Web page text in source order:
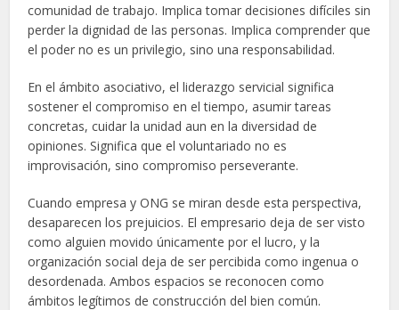
comunidad de trabajo. Implica tomar decisiones difíciles sin
perder la dignidad de las personas. Implica comprender que
el poder no es un privilegio, sino una responsabilidad.
En el ámbito asociativo, el liderazgo servicial significa
sostener el compromiso en el tiempo, asumir tareas
concretas, cuidar la unidad aun en la diversidad de
opiniones. Significa que el voluntariado no es
improvisación, sino compromiso perseverante.
Cuando empresa y ONG se miran desde esta perspectiva,
desaparecen los prejuicios. El empresario deja de ser visto
como alguien movido únicamente por el lucro, y la
organización social deja de ser percibida como ingenua o
desordenada. Ambos espacios se reconocen como
ámbitos legítimos de construcción del bien común.